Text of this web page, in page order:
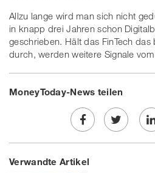
Allzu lange wird man sich nicht
in knapp drei Jahren schon
geschrieben. Hält das FinTech das
durch, werden weitere Signale
MoneyToday-News teilen
Share
on
Twe
Verwandte Artikel